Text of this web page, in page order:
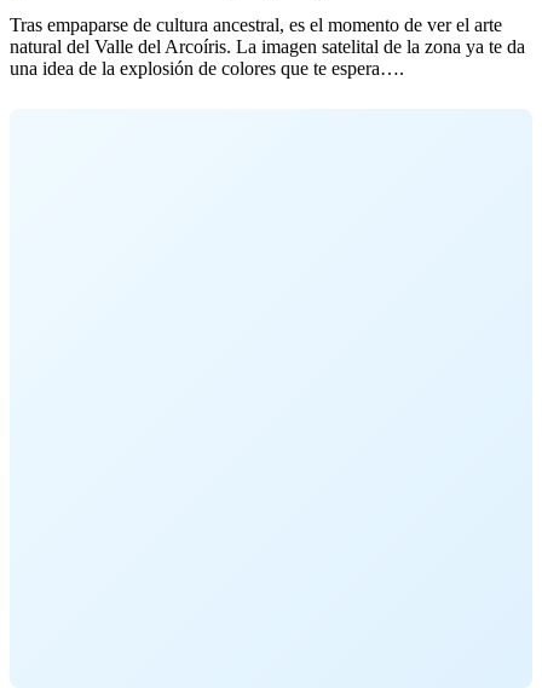
Tras empaparse de cultura ancestral, es el momento de ver el arte
natural del Valle del Arcoíris. La imagen satelital de la zona ya te da
una idea de la explosión de colores que te espera….